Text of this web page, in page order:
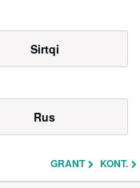
Sirtqi
Rus
GRANT KONT.